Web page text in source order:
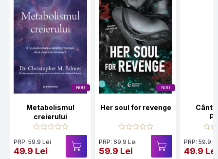
NOU
Metabolismul
creierului
PRP: 59.9 Lei
49.9 Lei
NOU
Her soul for revenge
PRP: 69.9 Lei
59.9 Lei
PRP: 59.9
49.9 Lei